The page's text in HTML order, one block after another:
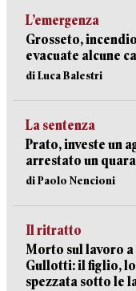
L’emergenza
Grosseto,
evacuate alcune
di Luca Balestri
La sentenza
Prato, investe un
arrestato un
di Paolo Nencioni
Il ritratto
Morto sul lavoro a
Gullotti: il figlio,
spezzata sotto le